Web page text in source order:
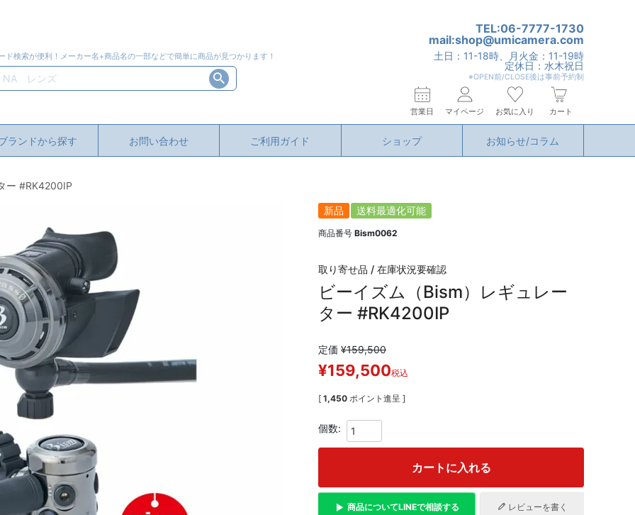
ド検索が便利！メーカー名+商品名の一部などで簡単に商品が見つかります！
TEL:06-7777-1730
mail:shop@umicamera.com
土日：11-18時、月火金：11-19時
定休日：水木祝日
※OPEN前/CLOSE後は事前予約制
営業日 マイページ お気に入り カート
ランドから探す お問い合わせ ご利用ガイド ショップ お知らせ/コラム
ー #RK4200IP
新品 送料最適化可能
商品番号 Bism0062
取り寄せ品 / 在庫状況要確認
ビーイズム（Bism）レギュレー
ター #RK4200IP
定価 ¥159,500
¥159,500税込
[ 1,450 ポイント進呈 ]
カートに入れる
商品についてLINEで相談する レビューを書く